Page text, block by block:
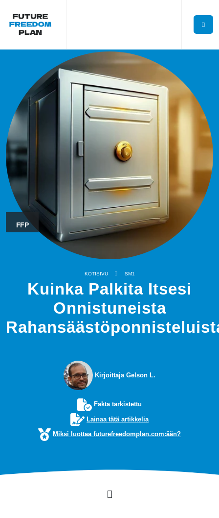
FFP
KOTISIVU SM1
Kuinka Palkita Itsesi
Onnistuneista
Kirjoittaja Gelson L.
Fakta tarkistettu
Lainaa tätä artikkelia
Miksi luottaa futurefreedomplan.com:ään?